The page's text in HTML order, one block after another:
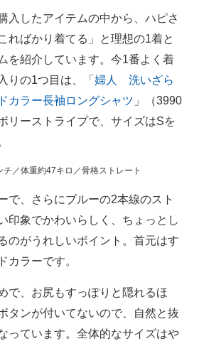
入したアイテムの中から、ハピさ
ればかり着てる」と理想の1着と
を紹介しています。今1番よく着
りの1つ目は、「 婦人 洗いざら
カラー長袖ロングシャツ 」（3990
リーストライプで、サイズはSを
／体重約47キロ／骨格ストレート
、さらにブルーの2本線のスト
印象でかわいらしく、ちょっとし
のがうれしいポイント。首元はす
カラーです。
で、お尻もすっぽりと隠れるほ
タンが付いてないので、自然と抜
っています。全体的なサイズはや